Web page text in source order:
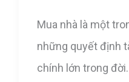
Mua nhà là một
những quyết định
chính lớn trong